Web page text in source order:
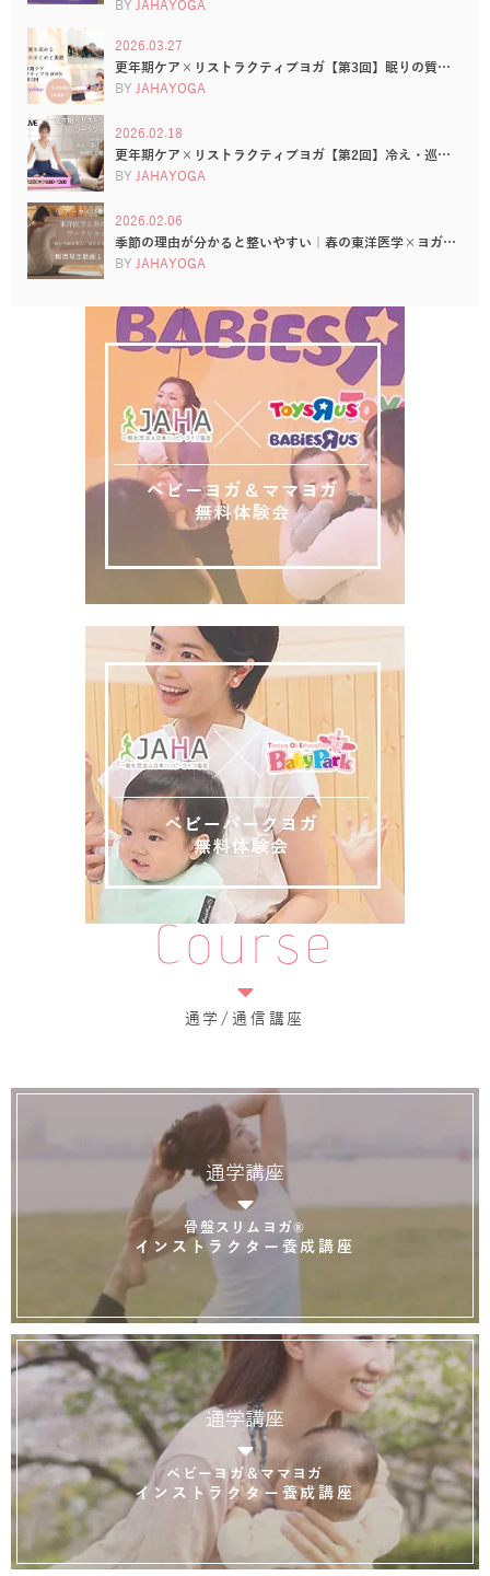
BY JAHAYOGA
2026.03.27
更年期ケア×リストラクティブヨガ【第3回】眠りの質…
BY JAHAYOGA
2026.02.18
更年期ケア×リストラクティブヨガ【第2回】冷え・巡…
BY JAHAYOGA
2026.02.06
季節の理由が分かると整いやすい｜春の東洋医学×ヨガ…
BY JAHAYOGA
Course
通学/通信講座
通学講座
骨盤スリムヨガ®
インストラクター養成講座
通学講座
ベビーヨガ＆ママヨガ
インストラクター養成講座